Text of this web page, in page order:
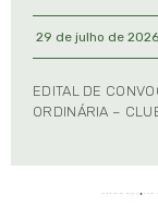
29 de julho de 2026
EDITAL DE
ORDINÁRIA –